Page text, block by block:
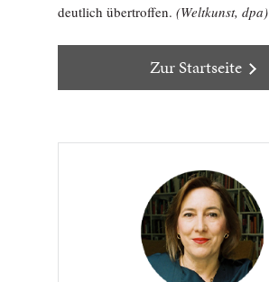
deutlich übertroffen. (Weltkunst, dpa)
Zur Startseite